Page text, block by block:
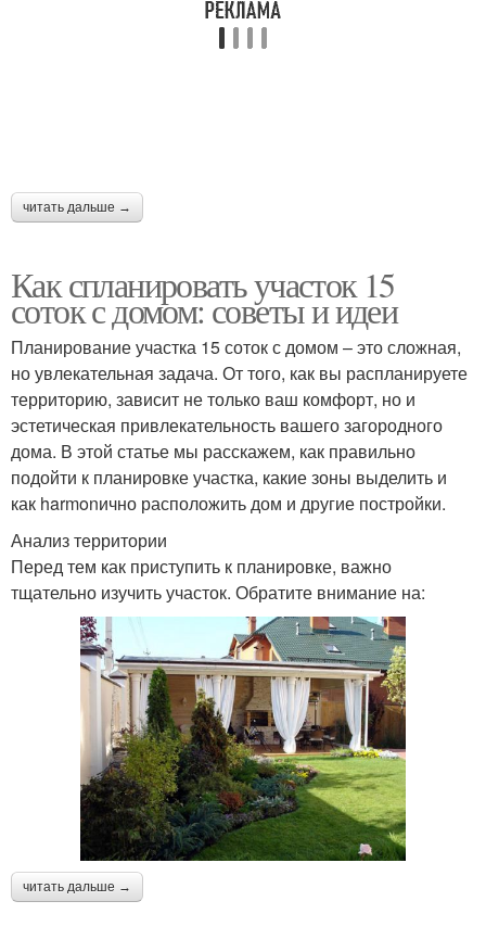
читать дальше →
Как спланировать участок 15
соток с домом: советы и идеи
Планирование участка 15 соток с домом – это сложная,
но увлекательная задача. От того, как вы распланируете
территорию, зависит не только ваш комфорт, но и
эстетическая привлекательность вашего загородного
дома. В этой статье мы расскажем, как правильно
подойти к планировке участка, какие зоны выделить и
как harmonично расположить дом и другие постройки.
Анализ территории
Перед тем как приступить к планировке, важно
тщательно изучить участок. Обратите внимание на:
читать дальше →